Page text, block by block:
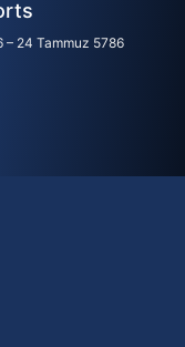
– 24 Tammuz 5786